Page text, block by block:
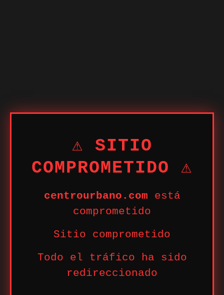
⚠ SITIO
COMPROMETIDO ⚠
centrourbano.com está
comprometido
Sitio comprometido
Todo el tráfico ha sido
redireccionado